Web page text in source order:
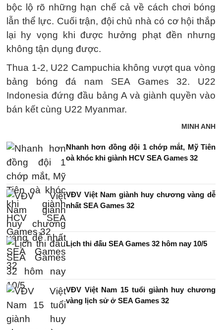
bộc lộ rõ những hạn chế cả về cách chơi bóng
lẫn thể lực. Cuối trận, đội chủ nhà có cơ hội thắp
lại hy vọng khi được hưởng phạt đền nhưng
không tận dụng được.
Thua 1-2, U22 Campuchia không vượt qua vòng
bảng bóng đá nam SEA Games 32. U22
Indonesia đứng đầu bảng A và giành quyền vào
bán kết cùng U22 Myanmar.
MINH ANH
Nhanh hơn đồng đội 1 chớp mắt, Mỹ Tiên
oà khóc khi giành HCV SEA Games 32
VĐV Việt Nam giành huy chương vàng dễ
nhất SEA Games 32
Lịch thi đấu SEA Games 32 hôm nay 10/5
VĐV Việt Nam 15 tuổi giành huy chương
vàng lịch sử ở SEA Games 32